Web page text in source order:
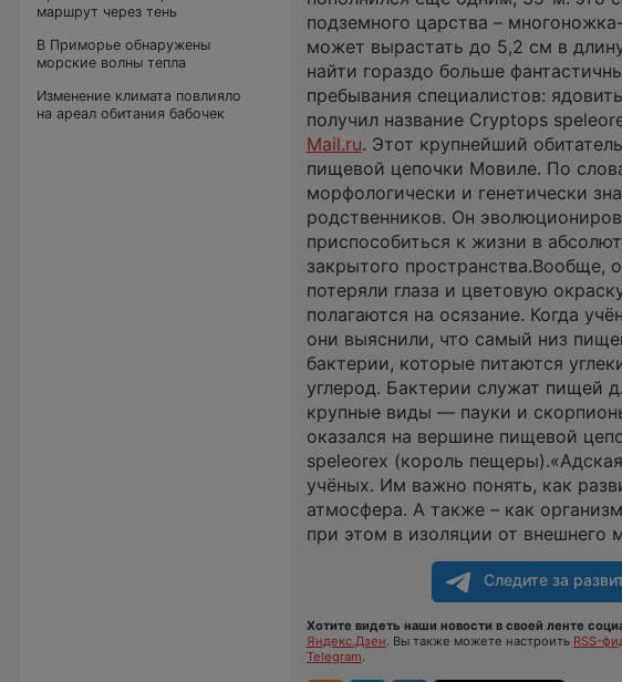
маршрут через тень
В Приморье обнаружены
морские волны тепла
Изменение климата повлияло
на ареал обитания бабочек
подземного царства –
может вырастать до 5,2 см в
найти гораздо больше
пребывания специалистов:
получил название Cryptops
Mail.ru. Этот крупнейший
пищевой цепочки Мовиле. По
морфологически и генетически
родственников. Он
приспособиться к жизни в
закрытого
потеряли глаза и цветовую
полагаются на осязание. Когда
они выяснили, что самый низ
бактерии, которые питаются
углерод. Бактерии служат пищей
крупные виды — пауки и
оказался на вершине пищевой
speleorex (король
учёных. Им важно понять, как
атмосфера. А также – как
при этом в изоляции от внешнего
Следите за
Хотите видеть наши новости в своей ленте
Яндекс.Дзен. Вы также можете настроить RSS-
Telegram.